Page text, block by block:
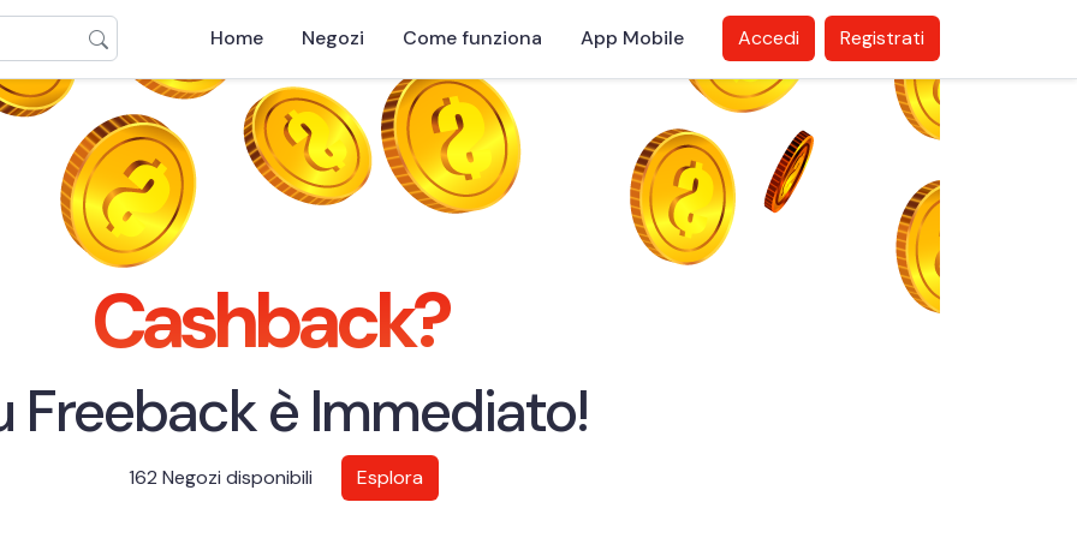
Accedi Registrati
Home Negozi Come funziona App Mobile
Cashback?
Freeback è Immediato!
162 Negozi disponibili Esplora